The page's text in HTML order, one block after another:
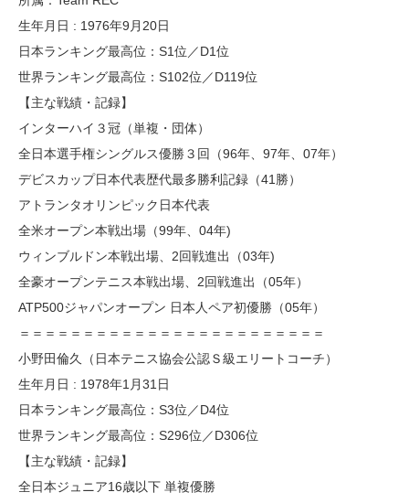
生年月日 : 1976年9月20日
日本ランキング最高位：S1位／D1位
世界ランキング最高位：S102位／D119位
【主な戦績・記録】
インターハイ３冠（単複・団体）
全日本選手権シングルス優勝３回（96年、97年、07年）
デビスカップ日本代表歴代最多勝利記録（41勝）
アトランタオリンピック日本代表
全米オープン本戦出場（99年、04年)
ウィンブルドン本戦出場、2回戦進出（03年)
全豪オープンテニス本戦出場、2回戦進出（05年）
ATP500ジャパンオープン 日本人ペア初優勝（05年）
＝＝＝＝＝＝＝＝＝＝＝＝＝＝＝＝＝＝＝＝＝＝＝＝
小野田倫久（日本テニス協会公認Ｓ級エリートコーチ）
生年月日 : 1978年1月31日
日本ランキング最高位：S3位／D4位
世界ランキング最高位：S296位／D306位
【主な戦績・記録】
全日本ジュニア16歳以下 単複優勝